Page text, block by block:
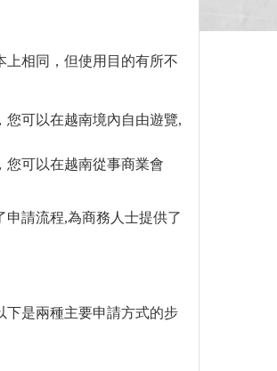
上相同，但使用目的有所不
可以在越南境內自由遊覽,
您可以在越南從事商業會
請流程,為商務人士提供了
下是兩種主要申請方式的步